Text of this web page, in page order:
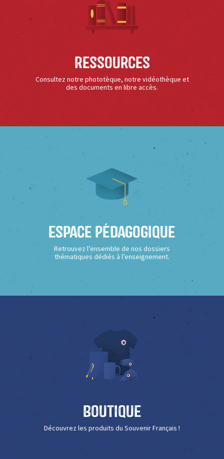
Ressources
Consultez notre phototèque, notre vidéothèque et
des documents en libre accès.
Espace Pédagogique
Retrouvez l’ensemble de nos dossiers
thématiques dédiés à l’enseignement.
Boutique
Découvrez les produits du Souvenir Français !